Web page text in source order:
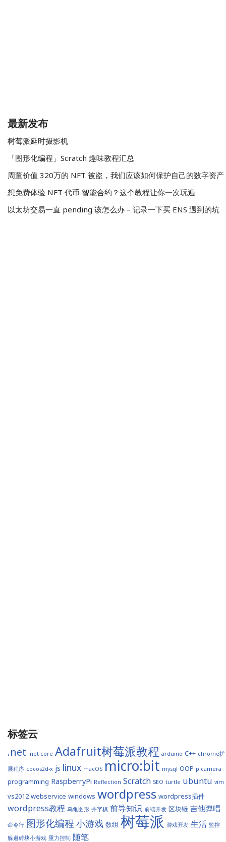
最新发布
树莓派延时摄影机
「图形化编程」Scratch 趣味教程汇总
周董价值 320万的 NFT 被盗，我们应该如何保护自己的数字资产
想免费体验 NFT 代币 智能合约？这个教程让你一次玩遍
以太坊交易一直 pending 该怎么办 – 记录一下买 ENS 遇到的坑
标签云
.net
.net core Adafruit树莓派教程 arduino C++ chrome扩
展程序 cocos2d-x js linux macOS micro:bit mysql OOP picamera
programming RaspberryPi Reflection Scratch SEO turtle ubuntu vim
vs2012 webservice windows wordpress wordpress插件
wordpress教程 乌龟图形 井字棋 前导知识 前端开发 区块链 吉他弹唱
命令行 图形化编程 小游戏 数组 树莓派 游戏开发 生活 监控
躲避砖块小游戏 重力控制 随笔